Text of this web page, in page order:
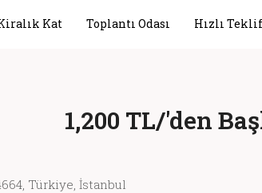
Kat Toplantı Odası Hızlı
1,200 TL/'den
Türkiye, İstanbul